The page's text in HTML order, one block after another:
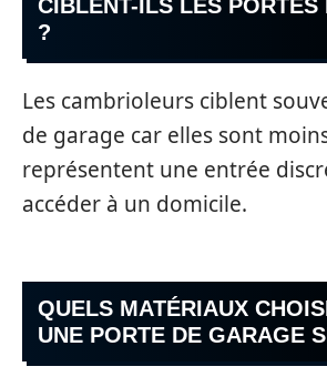
CIBLENT-ILS LES PORTES
?
Les cambrioleurs ciblent
de garage car elles sont
représentent une entrée
accéder à un domicile.
QUELS MATÉRIAUX
UNE PORTE DE GARAGE